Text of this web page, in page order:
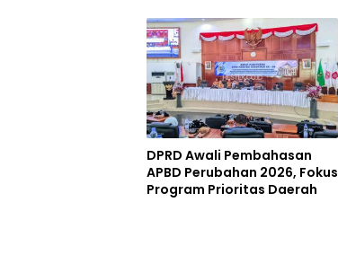
DPRD Awali Pembahasan
APBD Perubahan 2026, Fokus
Program Prioritas Daerah